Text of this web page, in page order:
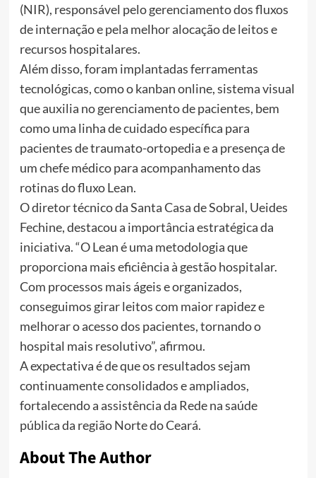
(NIR), responsável pelo gerenciamento dos fluxos
de internação e pela melhor alocação de leitos e
recursos hospitalares.
Além disso, foram implantadas ferramentas
tecnológicas, como o kanban online, sistema visual
que auxilia no gerenciamento de pacientes, bem
como uma linha de cuidado específica para
pacientes de traumato-ortopedia e a presença de
um chefe médico para acompanhamento das
rotinas do fluxo Lean.
O diretor técnico da Santa Casa de Sobral, Ueides
Fechine, destacou a importância estratégica da
iniciativa. “O Lean é uma metodologia que
proporciona mais eficiência à gestão hospitalar.
Com processos mais ágeis e organizados,
conseguimos girar leitos com maior rapidez e
melhorar o acesso dos pacientes, tornando o
hospital mais resolutivo”, afirmou.
A expectativa é de que os resultados sejam
continuamente consolidados e ampliados,
fortalecendo a assistência da Rede na saúde
pública da região Norte do Ceará.
About The Author